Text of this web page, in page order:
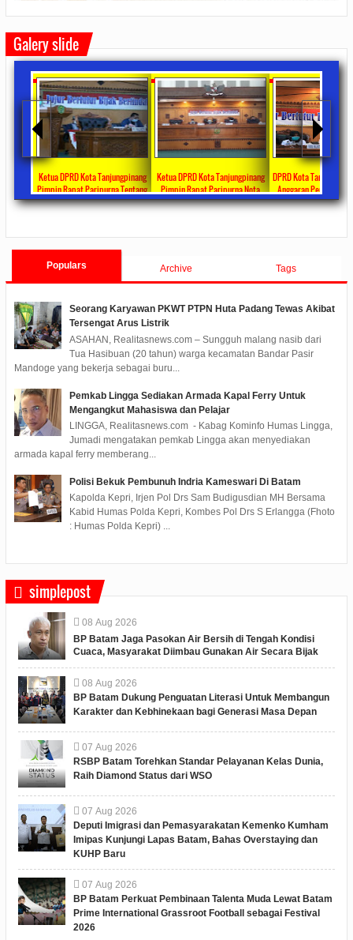
Galery slide
DTKS
Ketua DPRD Kota Tanjungpinang
Pimpin Rapat Paripurna Tentang
Jawaban Pandangan Umum Fraksi-
Ketua DPRD Kota Tanjungpinang
Pimpin Rapat Paripurna Nota
Pengantar LKPJ Walikota
DPRD Kota
Anggaran Penanganan
Tahun 2020 Sebesar
Populars Archive Tags
Seorang Karyawan PKWT PTPN Huta Padang Tewas Akibat
Tersengat Arus Listrik
ASAHAN, Realitasnews.com – Sungguh malang nasib dari
Tua Hasibuan (20 tahun) warga kecamatan Bandar Pasir
Mandoge yang bekerja sebagai buru...
Pemkab Lingga Sediakan Armada Kapal Ferry Untuk
Mengangkut Mahasiswa dan Pelajar
LINGGA, Realitasnews.com - Kabag Kominfo Humas Lingga,
Jumadi mengatakan pemkab Lingga akan menyediakan
armada kapal ferry memberang...
Polisi Bekuk Pembunuh Indria Kameswari Di Batam
Kapolda Kepri, Irjen Pol Drs Sam Budigusdian MH Bersama
Kabid Humas Polda Kepri, Kombes Pol Drs S Erlangga (Fhoto
: Humas Polda Kepri) ...
simplepost
08 Aug 2026
BP Batam Jaga Pasokan Air Bersih di Tengah Kondisi
Cuaca, Masyarakat Diimbau Gunakan Air Secara Bijak
08 Aug 2026
BP Batam Dukung Penguatan Literasi Untuk Membangun
Karakter dan Kebhinekaan bagi Generasi Masa Depan
07 Aug 2026
RSBP Batam Torehkan Standar Pelayanan Kelas Dunia,
Raih Diamond Status dari WSO
07 Aug 2026
Deputi Imigrasi dan Pemasyarakatan Kemenko Kumham
Imipas Kunjungi Lapas Batam, Bahas Overstaying dan
KUHP Baru
07 Aug 2026
BP Batam Perkuat Pembinaan Talenta Muda Lewat Batam
Prime International Grassroot Football sebagai Festival
2026